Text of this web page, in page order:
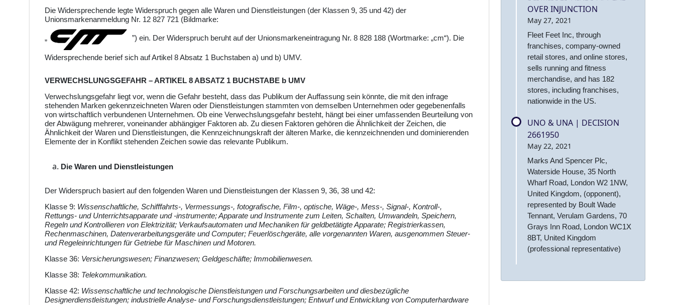
Die Widersprechende legte Widerspruch gegen alle Waren und Dienstleistungen (der Klassen 9, 35 und 42) der
Unionsmarkenanmeldung Nr. 12 827 721 (Bildmarke:
„ ”) ein. Der Widerspruch beruht auf der Unionsmarkeneintragung Nr. 8 828 188 (Wortmarke: „cm“). Die
Widersprechende berief sich auf Artikel 8 Absatz 1 Buchstaben a) und b) UMV.
VERWECHSLUNGSGEFAHR – ARTIKEL 8 ABSATZ 1 BUCHSTABE b UMV
Verwechslungsgefahr liegt vor, wenn die Gefahr besteht, dass das Publikum der Auffassung sein könnte, die mit den infrage
stehenden Marken gekennzeichneten Waren oder Dienstleistungen stammten von demselben Unternehmen oder gegebenenfalls
von wirtschaftlich verbundenen Unternehmen. Ob eine Verwechslungsgefahr besteht, hängt bei einer umfassenden Beurteilung von
der Abwägung mehrerer, voneinander abhängiger Faktoren ab. Zu diesen Faktoren gehören die Ähnlichkeit der Zeichen, die
Ähnlichkeit der Waren und Dienstleistungen, die Kennzeichnungskraft der älteren Marke, die kennzeichnenden und dominierenden
Elemente der in Konflikt stehenden Zeichen sowie das relevante Publikum.
Die Waren und Dienstleistungen
Der Widerspruch basiert auf den folgenden Waren und Dienstleistungen der Klassen 9, 36, 38 und 42:
Klasse 9: Wissenschaftliche, Schifffahrts-, Vermessungs-, fotografische, Film-, optische, Wäge-, Mess-, Signal-, Kontroll-,
Rettungs- und Unterrichtsapparate und -instrumente; Apparate und Instrumente zum Leiten, Schalten, Umwandeln, Speichern,
Regeln und Kontrollieren von Elektrizität; Verkaufsautomaten und Mechaniken für geldbetätigte Apparate; Registrierkassen,
Rechenmaschinen, Datenverarbeitungsgeräte und Computer; Feuerlöschgeräte, alle vorgenannten Waren, ausgenommen Steuer-
und Regeleinrichtungen für Getriebe für Maschinen und Motoren.
Klasse 36: Versicherungswesen; Finanzwesen; Geldgeschäfte; Immobilienwesen.
Klasse 38: Telekommunikation.
Klasse 42: Wissenschaftliche und technologische Dienstleistungen und Forschungsarbeiten und diesbezügliche
Designerdienstleistungen; industrielle Analyse- und Forschungsdienstleistungen; Entwurf und Entwicklung von Computerhardware
OVER INJUNCTION
May 27, 2021
Fleet Feet Inc, through
franchises, company-owned
retail stores, and online stores,
sells running and fitness
merchandise, and has 182
stores, including franchises,
nationwide in the US.
UNO & UNA | DECISION
2661950
May 22, 2021
Marks And Spencer Plc,
Waterside House, 35 North
Wharf Road, London W2 1NW,
United Kingdom, (opponent),
represented by Boult Wade
Tennant, Verulam Gardens, 70
Grays Inn Road, London WC1X
8BT, United Kingdom
(professional representative)